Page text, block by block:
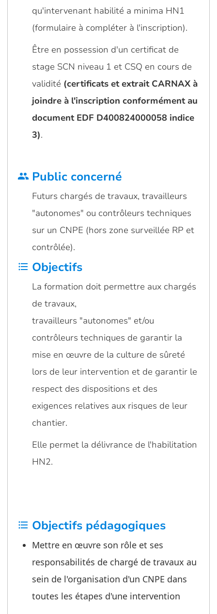
qu'intervenant habilité a minima HN1
(formulaire à compléter à l'inscription).
Être en possession d'un certificat de
stage SCN niveau 1 et CSQ en cours de
validité (certificats et extrait CARNAX à
joindre à l'inscription conformément au
document EDF D400824000058 indice
3).
group Public concerné
Futurs chargés de travaux, travailleurs
"autonomes" ou contrôleurs techniques
sur un CNPE (hors zone surveillée RP et
contrôlée).
format_list_bulleted Objectifs
La formation doit permettre aux chargés
de travaux,
travailleurs "autonomes" et/ou
contrôleurs techniques de garantir la
mise en œuvre de la culture de sûreté
lors de leur intervention et de garantir le
respect des dispositions et des
exigences relatives aux risques de leur
chantier.
Elle permet la délivrance de l'habilitation
HN2.
format_list_bulleted Objectifs pédagogiques
Mettre en œuvre son rôle et ses
responsabilités de chargé de travaux au
sein de l'organisation d'un CNPE dans
toutes les étapes d'une intervention